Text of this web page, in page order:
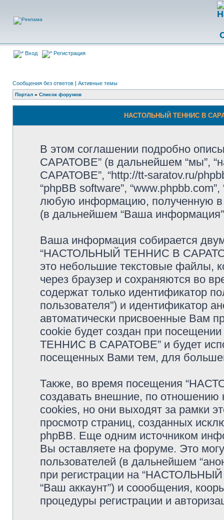
Вход Регистрация
Сообщения без ответов | Активные темы
Портал » Список форумов
НАСТОЛЬНЫЙ ТЕННИС В
В этом соглашении подробно
САРАТОВЕ” (в дальнейшем “мы”,
САРАТОВЕ”, “http://tt-saratov.ru/
“phpBB software”,
любую информацию, полученную в
(в дальнейшем “Ваша
Ваша информация собирается
“НАСТОЛЬНЫЙ ТЕННИС В
это небольшие текстовые файлы,
через браузер и сохраняются во
содержат только идентификатор
пользователя”) и идентификатор
автоматически присвоенные Вам
cookie будет создан при
ТЕННИС В САРАТОВЕ” и будет
посещенных Вами тем, для
Также, во время посещения
создавать внешние, по
cookies, но они выходят за рамки
просмотр страниц, созданных
phpBB. Еще одним источником
Вы оставляете на форуме. Это
пользователей (в дальнейшем
при регистрации на
“Ваш аккаунт”) и соообщения,
процедуры регистрации и